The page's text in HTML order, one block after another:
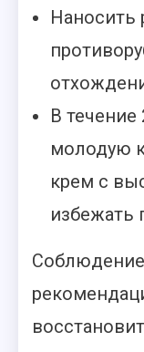
В
молодую
крем с
избежать